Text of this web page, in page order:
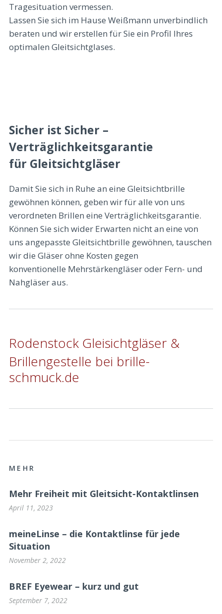
Tragesituation vermessen.
Lassen Sie sich im Hause Weißmann unverbindlich
beraten und wir erstellen für Sie ein Profil Ihres
optimalen Gleitsichtglases.
Sicher ist Sicher –
Verträglichkeitsgarantie
für Gleitsichtgläser
Damit Sie sich in Ruhe an eine Gleitsichtbrille
gewöhnen können, geben wir für alle von uns
verordneten Brillen eine Verträglichkeitsgarantie.
Können Sie sich wider Erwarten nicht an eine von
uns angepasste Gleitsichtbrille gewöhnen, tauschen
wir die Gläser ohne Kosten gegen
konventionelle Mehrstärkengläser oder Fern- und
Nahgläser aus.
Rodenstock Gleisichtgläser &
Brillengestelle bei brille-
schmuck.de
MEHR
Mehr Freiheit mit Gleitsicht-Kontaktlinsen
April 11, 2023
meineLinse – die Kontaktlinse für jede
Situation
November 2, 2022
BREF Eyewear – kurz und gut
September 7, 2022